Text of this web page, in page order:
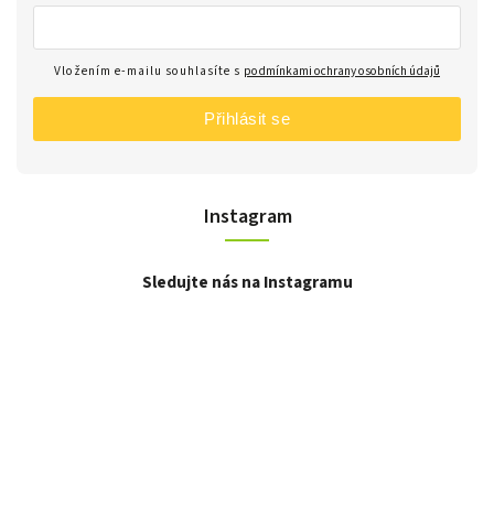
Instagram
Sledujte nás na Instagramu
Vložením e-mailu souhlasíte s podmínkami ochrany osobních údajů
Přihlásit se